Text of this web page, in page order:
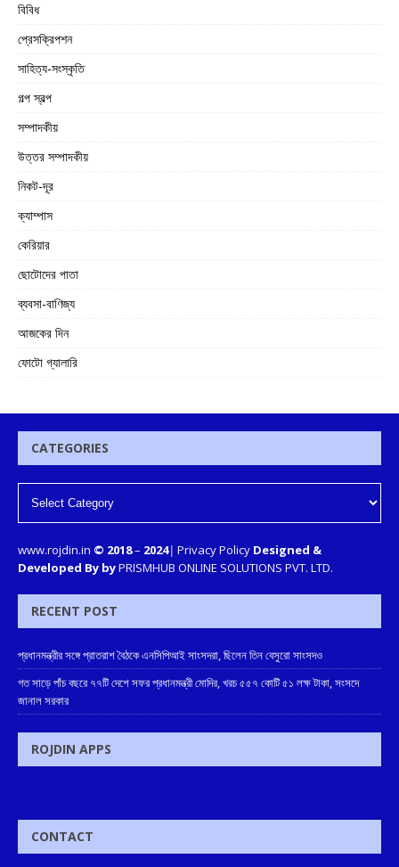
বিবিধ
প্রেসক্রিপশন
সাহিত্য-সংস্কৃতি
গল্প স্বল্প
সম্পাদকীয়
উত্তর সম্পাদকীয়
নিকট-দূর
ক্যাম্পাস
কেরিয়ার
ছোটোদের পাতা
ব্যবসা-বাণিজ্য
আজকের দিন
ফোটো গ্যালারি
CATEGORIES
www.rojdin.in © 2018– 2024| Privacy Policy Designed &
Developed By byPRISMHUB ONLINE SOLUTIONS PVT. LTD.
RECENT POST
প্রধানমন্ত্রীর সঙ্গে প্রাতরাশ বৈঠকে এনসিপিআই সাংসদরা, ছিলেন তিন বেসুরো সাংসদও
গত সাড়ে পাঁচ বছরে ৭৭টি দেশে সফর প্রধানমন্ত্রী মোদির, খরচ ৫৫৭ কোটি ৫১ লক্ষ টাকা, সংসদে
জানাল সরকার
ROJDIN APPS
CONTACT